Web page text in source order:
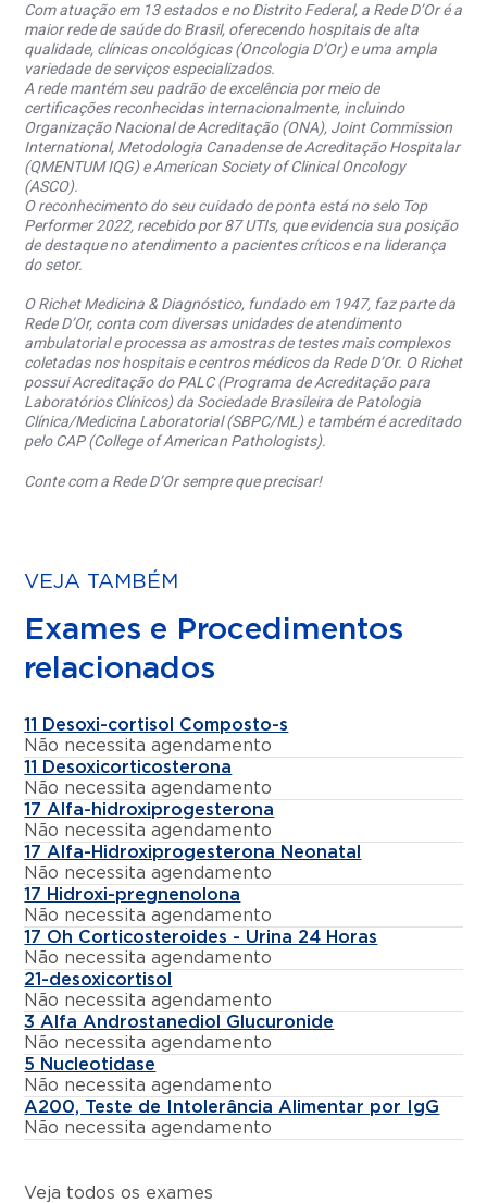
Com atuação em 13 estados e no Distrito Federal, a Rede D’Or é a
maior rede de saúde do Brasil, oferecendo hospitais de alta
qualidade, clínicas oncológicas (Oncologia D’Or) e uma ampla
variedade de serviços especializados.
A rede mantém seu padrão de excelência por meio de
certificações reconhecidas internacionalmente, incluindo
Organização Nacional de Acreditação (ONA), Joint Commission
International, Metodologia Canadense de Acreditação Hospitalar
(QMENTUM IQG) e American Society of Clinical Oncology
(ASCO).
O reconhecimento do seu cuidado de ponta está no selo Top
Performer 2022, recebido por 87 UTIs, que evidencia sua posição
de destaque no atendimento a pacientes críticos e na liderança
do setor.
O Richet Medicina & Diagnóstico, fundado em 1947, faz parte da
Rede D’Or, conta com diversas unidades de atendimento
ambulatorial e processa as amostras de testes mais complexos
coletadas nos hospitais e centros médicos da Rede D’Or. O Richet
possui Acreditação do PALC (Programa de Acreditação para
Laboratórios Clínicos) da Sociedade Brasileira de Patologia
Clínica/Medicina Laboratorial (SBPC/ML) e também é acreditado
pelo CAP (College of American Pathologists).
Conte com a Rede D’Or sempre que precisar!
VEJA TAMBÉM
Exames e Procedimentos
relacionados
11 Desoxi-cortisol Composto-s
Não necessita agendamento
11 Desoxicorticosterona
Não necessita agendamento
17 Alfa-hidroxiprogesterona
Não necessita agendamento
17 Alfa-Hidroxiprogesterona Neonatal
Não necessita agendamento
17 Hidroxi-pregnenolona
Não necessita agendamento
17 Oh Corticosteroides - Urina 24 Horas
Não necessita agendamento
21-desoxicortisol
Não necessita agendamento
3 Alfa Androstanediol Glucuronide
Não necessita agendamento
5 Nucleotidase
Não necessita agendamento
A200, Teste de Intolerância Alimentar por IgG
Não necessita agendamento
Veja todos os exames